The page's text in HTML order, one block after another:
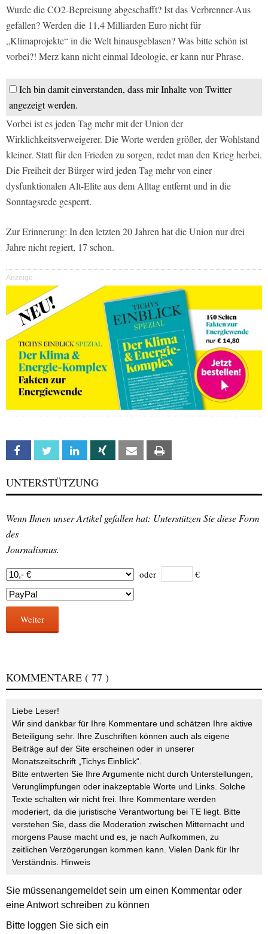
Wurde die CO2-Bepreisung abgeschafft? Ist das Verbrenner-Aus
gefallen? Werden die 11,4 Milliarden Euro nicht für
„Klimaprojekte“ in die Welt hinausgeblasen? Was bitte schön ist
vorbei?! Merz kann nicht einmal Ideologie, er kann nur Phrase.
Ich bin damit einverstanden, dass mir Inhalte von Twitter
angezeigt werden.
Vorbei ist es jeden Tag mehr mit der Union der
Wirklichkeitsverweigerer. Die Worte werden größer, der Wohlstand
kleiner. Statt für den Frieden zu sorgen, redet man den Krieg herbei.
Die Freiheit der Bürger wird jeden Tag mehr von einer
dysfunktionalen Alt-Elite aus dem Alltag entfernt und in die
Sonntagsrede gesperrt.
Zur Erinnerung: In den letzten 20 Jahren hat die Union nur drei
Jahre nicht regiert, 17 schon.
Anzeige
Facebook Twitter Linkedin Xing Email
UNTERSTÜTZUNG
Wenn Ihnen unser Artikel gefallen hat: Unterstützen Sie diese Form
des
Journalismus.
oder €
Weiter
KOMMENTARE ( 77 )
Liebe Leser!
Wir sind dankbar für Ihre Kommentare und schätzen Ihre aktive
Beteiligung sehr. Ihre Zuschriften können auch als eigene
Beiträge auf der Site erscheinen oder in unserer
Monatszeitschrift „Tichys Einblick“.
Bitte entwerten Sie Ihre Argumente nicht durch Unterstellungen,
Verunglimpfungen oder inakzeptable Worte und Links. Solche
Texte schalten wir nicht frei. Ihre Kommentare werden
moderiert, da die juristische Verantwortung bei TE liegt. Bitte
verstehen Sie, dass die Moderation zwischen Mitternacht und
morgens Pause macht und es, je nach Aufkommen, zu
zeitlichen Verzögerungen kommen kann. Vielen Dank für Ihr
Verständnis. Hinweis
Sie müssenangemeldetsein um einen Kommentar oder
eine Antwort schreiben zu können
Bitte loggen Sie sich ein